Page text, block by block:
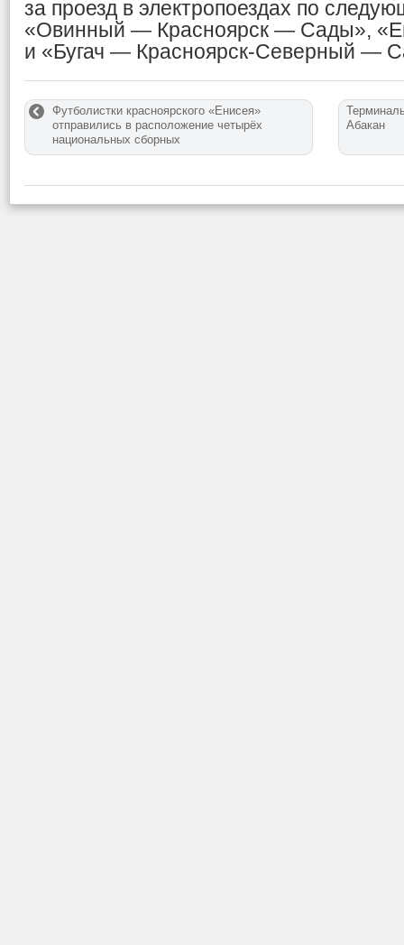
за проезд в электропоездах по
«Овинный — Красноярск — Сады»,
и «Бугач — Красноярск-Северный —
Футболистки красноярского «Енисея»
отправились в расположение четырёх
национальных сборных
Абакан